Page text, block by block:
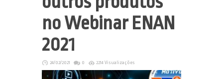
no Webinar ENAN
2021
24/02/2021 0 2214 Visualizações